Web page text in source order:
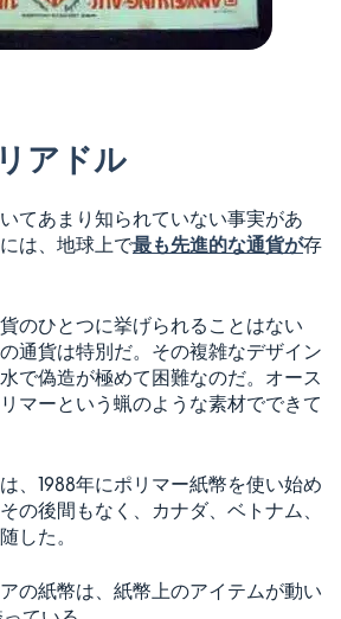
アドル
てあまり知られていない事実があ
は、地球上で最も先進的な通貨が存
のひとつに挙げられることはない
通貨は特別だ。その複雑なデザイン
で偽造が極めて困難なのだ。オース
マーという蝋のような素材でできて
、1988年にポリマー紙幣を使い始め
の後間もなく、カナダ、ベトナム、
した。
の紙幣は、紙幣上のアイテムが動い